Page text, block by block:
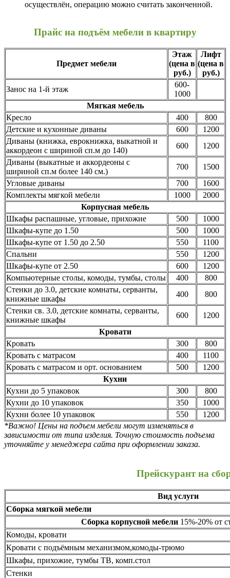
осуществлён, операцию можно считать законченной.
Прайс на подъём мебели в квартиру
Предмет мебели
Этаж
(цена в
руб.)
Лифт
(цена в
руб.)
Занос на 1-й этаж
600-
1000
Мягкая мебель
Кресло
400
800
Детские и кухонные диваны
600
1200
Диваны (книжка, еврокнижка, выкатной и
аккордеон с шириной сп.м до 140)
600
1200
Диваны (выкатные и аккордеоны с
шириной сп.м более 140 см.)
700
1500
Угловые диваны
700
1600
Комплекты мягкой мебели
1000
2000
Корпусная мебель
Шкафы распашные, угловые, прихожие
500
1000
Шкафы-купе до 1.50
500
1000
Шкафы-купе от 1.50 до 2.50
550
1100
Спальни
550
1200
Шкафы-купе от 2.50
600
1200
Компьютерные столы, комоды, тумбы, столы
400
800
Стенки до 3.0, детские комнаты, серванты,
книжные шкафы
400
800
Стенки св. 3.0, детские комнаты, серванты,
книжные шкафы
600
1200
Кровати
Кровать
300
800
Кровать с матрасом
400
1100
Кровать с матрасом и орт. основанием
500
1200
Кухни
Кухни до 5 упаковок
300
800
Кухни до 10 упаковок
350
1000
Кухни более 10 упаковок
550
1200
*Важно! Цены на подъем мебели могут изменяться в
зависимости от типа изделия. Точную стоимость подъема
уточняйте у менеджера сайта при оформлении заказа.
Прейскурант на
Вид услуги
Сборка мягкой мебели
Сборка корпусной мебели15%-20% от
Комоды, кровати
Кровати с подъёмным механизмом,комоды-трюмо
Шкафы, прихожие, тумбы ТВ, комп.стол
Стенки